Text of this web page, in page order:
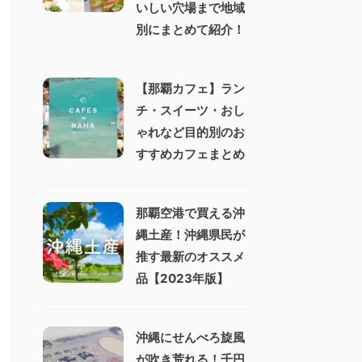
いしい穴場まで地域
別にまとめて紹介！
【那覇カフェ】ラン
チ・スイーツ・おし
ゃれなど目的別のお
すすめカフェまとめ
那覇空港で買える沖
縄土産！沖縄県民が
推す最新のオススメ
品【2023年版】
沖縄にせんべろ旋風